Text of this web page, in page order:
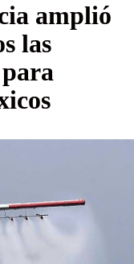
amplió
las